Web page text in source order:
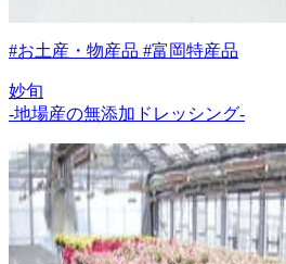
#お土産・物産品 #富岡特産品
妙旬
-地場産の無添加ドレッシング-